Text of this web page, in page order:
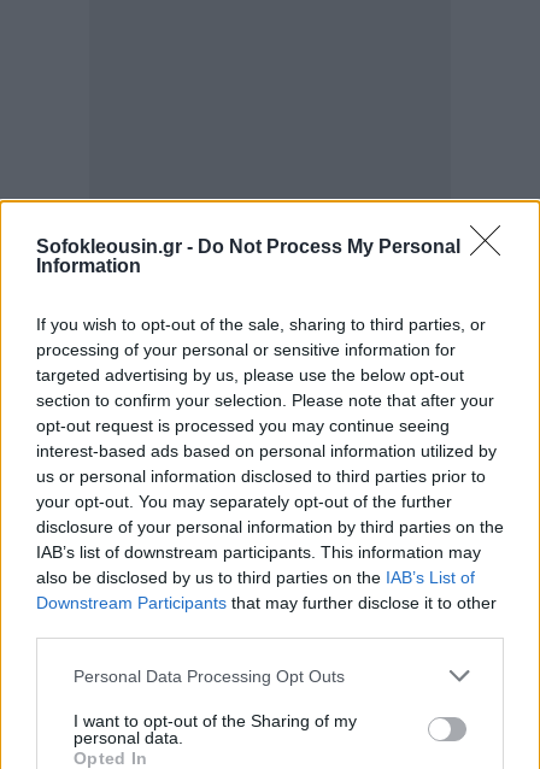
Sofokleousin.gr - Do Not Process My Personal
Information
If you wish to opt-out of the sale, sharing to third parties, or
processing of your personal or sensitive information for
targeted advertising by us, please use the below opt-out
section to confirm your selection. Please note that after your
opt-out request is processed you may continue seeing
interest-based ads based on personal information utilized by
us or personal information disclosed to third parties prior to
your opt-out. You may separately opt-out of the further
disclosure of your personal information by third parties on the
IAB’s list of downstream participants. This information may
also be disclosed by us to third parties on the IAB’s List of
Downstream Participants that may further disclose it to other
Personal Data Processing Opt Outs
I want to opt-out of the Sharing of my
personal data.
Opted In
Οι κύριοι τροφοδότες του πληθωρισμού